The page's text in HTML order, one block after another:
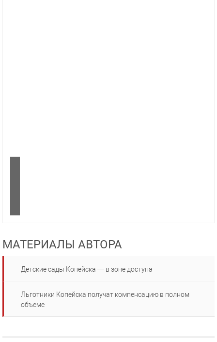
МАТЕРИАЛЫ АВТОРА
Детские сады Копейска — в зоне доступа
Льготники Копейска получат компенсацию в полном
объеме